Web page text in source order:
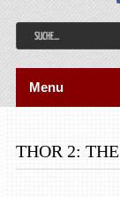
Menu
THOR 2: